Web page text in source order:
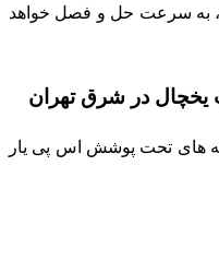
به سرعت حل و فصل خواهد
در شرق تهران
های تحت پوشش اس پی یار